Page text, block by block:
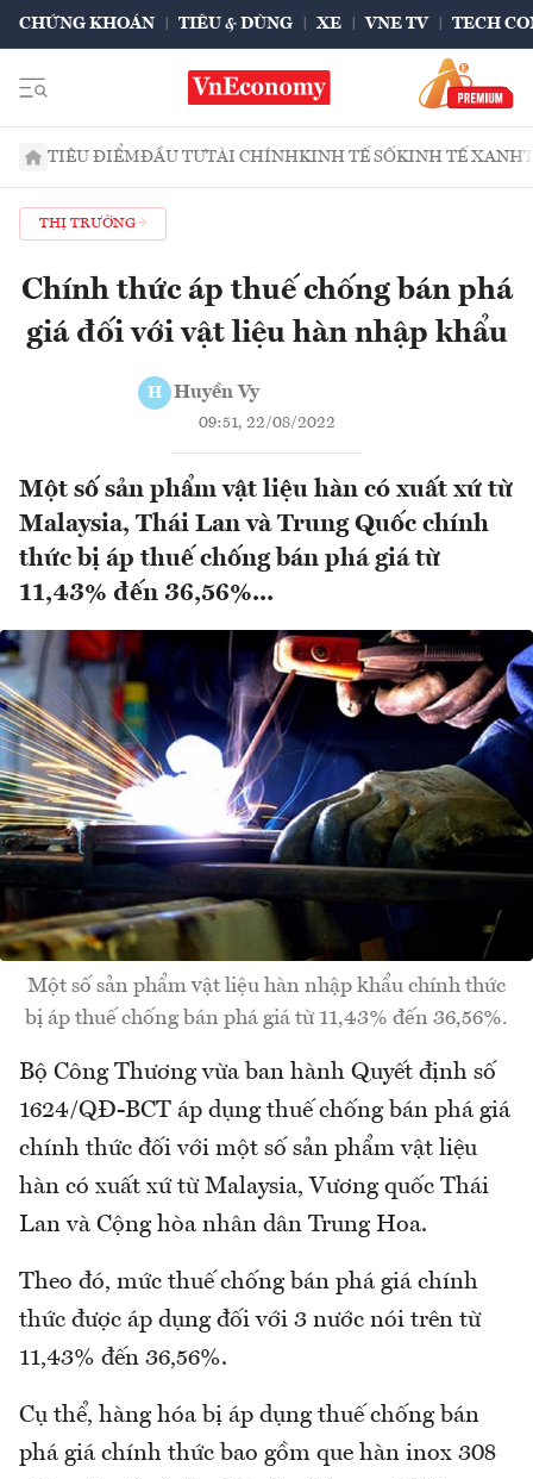
CHỨNG KHOÁN TIÊU & DÙNG XE VNE TV TECH
TIÊU ĐIỂMĐẦU TƯTÀI CHÍNHKINH TẾ SỐKINH TẾ XANH
THỊ TRƯỜNG
Chính thức áp thuế chống bán phá
giá đối với vật liệu hàn nhập khẩu
H Huyền Vy
09:51, 22/08/2022
Một số sản phẩm vật liệu hàn có xuất xứ từ
Malaysia, Thái Lan và Trung Quốc chính
thức bị áp thuế chống bán phá giá từ
11,43% đến 36,56%...
Một số sản phẩm vật liệu hàn nhập khẩu chính thức
bị áp thuế chống bán phá giá từ 11,43% đến 36,56%.
Bộ Công Thương vừa ban hành Quyết định số
1624/QĐ-BCT áp dụng thuế chống bán phá giá
chính thức đối với một số sản phẩm vật liệu
hàn có xuất xứ từ Malaysia, Vương quốc Thái
Lan và Cộng hòa nhân dân Trung Hoa.
Theo đó, mức thuế chống bán phá giá chính
thức được áp dụng đối với 3 nước nói trên từ
11,43% đến 36,56%.
Cụ thể, hàng hóa bị áp dụng thuế chống bán
phá giá chính thức bao gồm que hàn inox 308